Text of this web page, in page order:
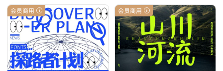
会员商用 会员商用